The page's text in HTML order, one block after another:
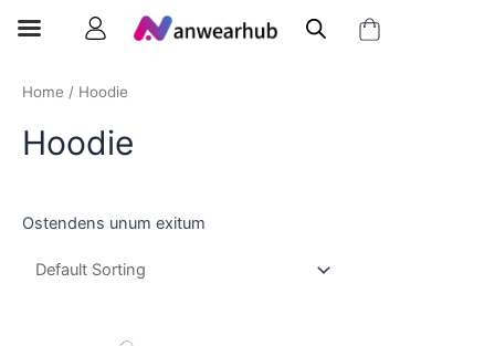
Home / Hoodie
Hoodie
Ostendens unum exitum